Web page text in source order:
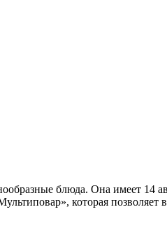
блюда. Она имеет 14
которая позволяет